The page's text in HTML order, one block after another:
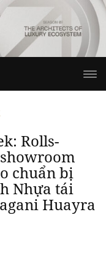
Rolls-
chuẩn bị
Nhựa tái
Huayra